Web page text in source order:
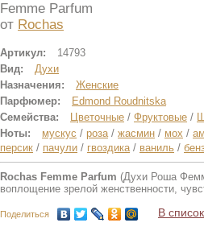
Femme Parfum
от Rochas
Артикул:
14793
Вид:
Духи
Назначения:
Женские
Парфюмер:
Edmond Roudnitska
Семейства:
Цветочные / Фруктовые /
Ноты:
мускус / роза/ жасмин / мох /
персик / пачули / гвоздика/ ваниль /
Rochas Femme Parfum (Духи Роша
воплощение зрелой женственности,
Поделиться В